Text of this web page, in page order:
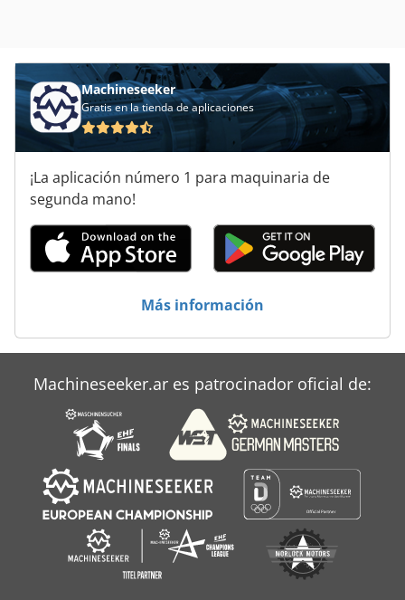
Machineseeker
Gratis en la tienda de aplicaciones
¡La aplicación número 1 para maquinaria de
segunda mano!
Más información
Machineseeker.ar es patrocinador oficial de: